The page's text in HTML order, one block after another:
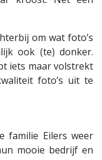
om wat foto’s
ook (te) donker.
iets maar volstrekt
foto’s uit te
familie Eilers weer
mooie bedrijf en